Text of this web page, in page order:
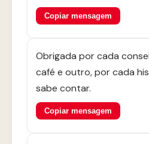
Copiar mensagem
Obrigada por cada
café e outro, por cada
sabe contar.
Copiar mensagem